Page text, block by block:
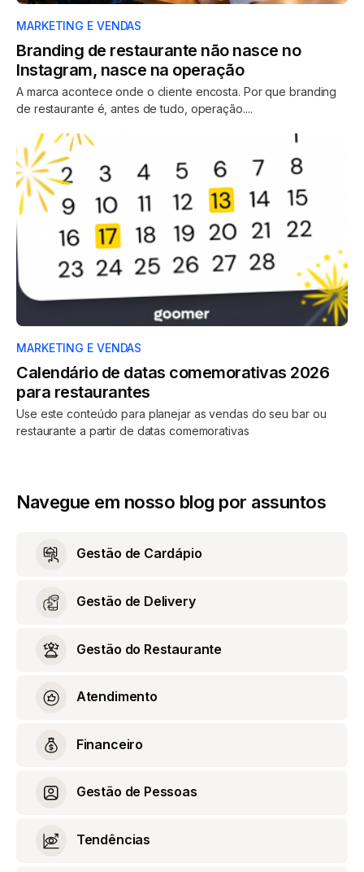
MARKETING E VENDAS
Branding de restaurante não nasce no
Instagram, nasce na operação
A marca acontece onde o cliente encosta. Por que branding
de restaurante é, antes de tudo, operação....
MARKETING E VENDAS
Calendário de datas comemorativas 2026
para restaurantes
Use este conteúdo para planejar as vendas do seu bar ou
restaurante a partir de datas comemorativas
Navegue em nosso blog por assuntos
Gestão de Cardápio
Gestão de Delivery
Gestão do Restaurante
Atendimento
Financeiro
Gestão de Pessoas
Tendências